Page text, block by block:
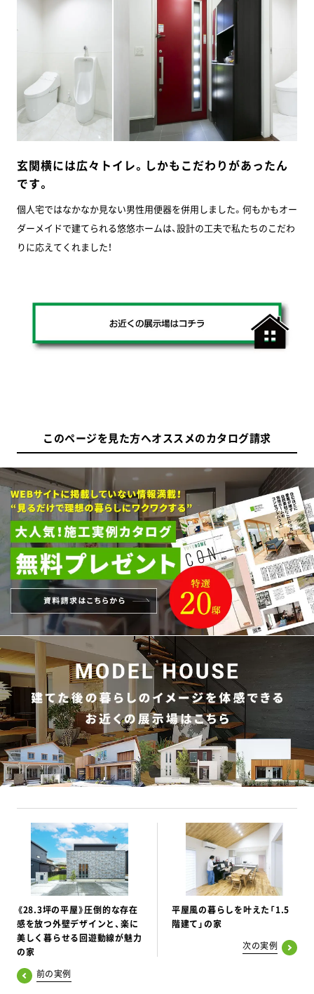
玄関横には広々トイレ。しかもこだわりがあったん
です。
個人宅ではなかなか見ない男性用便器を併用しました。何もかもオー
ダーメイドで建てられる悠悠ホームは、設計の工夫で私たちのこだわ
りに応えてくれました！
このページを見た方へオススメのカタログ請求
《28.3坪の平屋》圧倒的な存在
感を放つ外壁デザインと、楽に
美しく暮らせる回遊動線が魅力
の家
前の実例
平屋風の暮らしを叶えた「1.5
階建て」の家
次の実例